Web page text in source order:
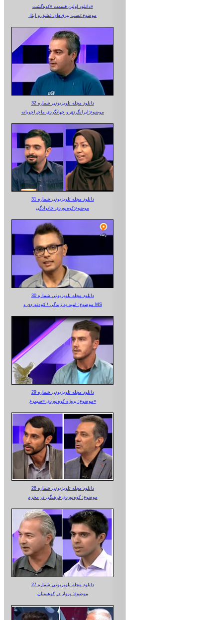
دانلود اولین قسمت «کوه‌گشت»
موضوع:نصب بیرق‌های عشق و ایثار
دانلود مجله تلویزیونی شماره 32
موضوع:ایرانگردی و جهانگردی ماجراجویانه
دانلود مجله تلویزیونی شماره 31
موضوع:کوه‌نوردی خانوادگی
دانلود مجله تلویزیونی شماره 30
موضوع: امید به زندگی / کوه‌نوردی و MS
دانلود مجله تلویزیونی شماره 29
موضوع: پروژه کوه‌نوردی «سیمرغ»
دانلود مجله تلویزیونی شماره 28
موضوع: کوه‌نوردی فرهنگی در محرم
دانلود مجله تلویزیونی شماره 27
موضوع: پرواز در کوهستان